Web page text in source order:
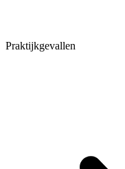
Praktijkgevallen